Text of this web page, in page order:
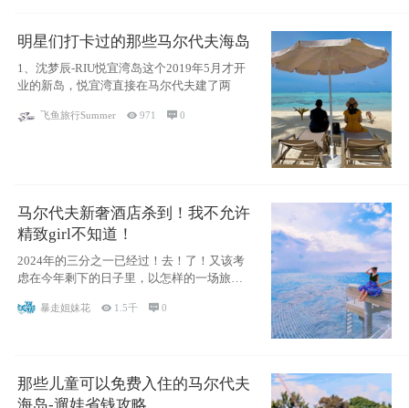
明星们打卡过的那些马尔代夫海岛
1、沈梦辰-RIU悦宜湾岛这个2019年5月才开
业的新岛，悦宜湾直接在马尔代夫建了两
飞鱼旅行Summer 971 0
马尔代夫新奢酒店杀到！我不允许
精致girl不知道！
2024年的三分之一已经过！去！了！又该考
虑在今年剩下的日子里，以怎样的一场旅行
暴走姐妹花  1.5千 0
那些儿童可以免费入住的马尔代夫